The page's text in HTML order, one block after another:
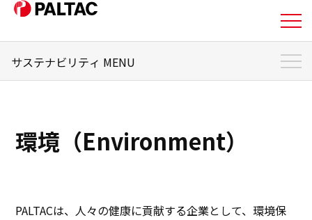
事業内容
サステナビリティ MENU
サステナビリティマネジメント
マテリアリティ
環境
環境（Environment）
PALTACは、人々の健康に貢献する企業として、環境保